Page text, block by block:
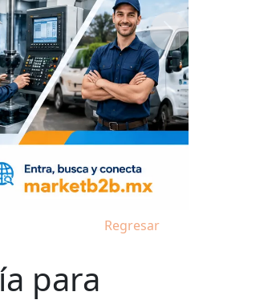
Next
Regresar
para